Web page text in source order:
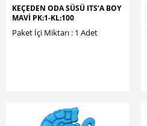
KEÇEDEN ODA SÜSÜ ITS‘A BOY
MAVİ PK:1-KL:100
Paket İçi Miktarı : 1 Adet